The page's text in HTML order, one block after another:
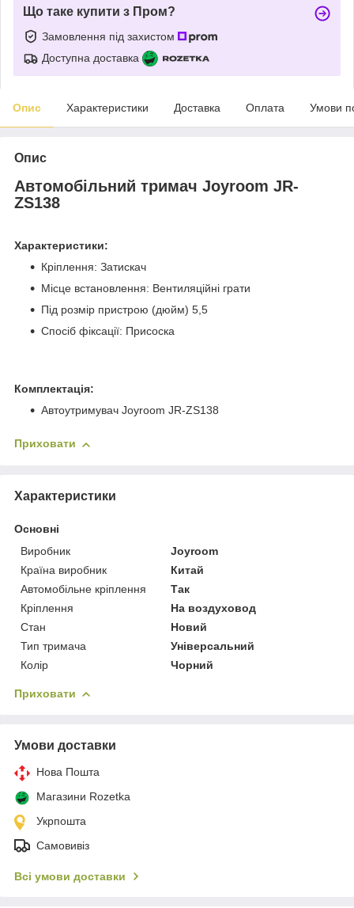
Що таке купити з Пром?
Замовлення під захистом
Доступна доставка
Опис Характеристики Доставка Оплата Умови
Опис
Автомобільний тримач Joyroom JR-
ZS138
Характеристики:
Кріплення: Затискач
Місце встановлення: Вентиляційні грати
Під розмір пристрою (дюйм) 5,5
Спосіб фіксації: Присоска
Комплектація:
Автоутримувач Joyroom JR-ZS138
Приховати
Характеристики
Основні
Виробник
Joyroom
Країна виробник
Китай
Автомобільне кріплення
Так
Кріплення
На воздуховод
Стан
Новий
Тип тримача
Універсальний
Колір
Чорний
Приховати
Умови доставки
Нова Пошта
Магазини Rozetka
Укрпошта
Самовивіз
Всі умови доставки